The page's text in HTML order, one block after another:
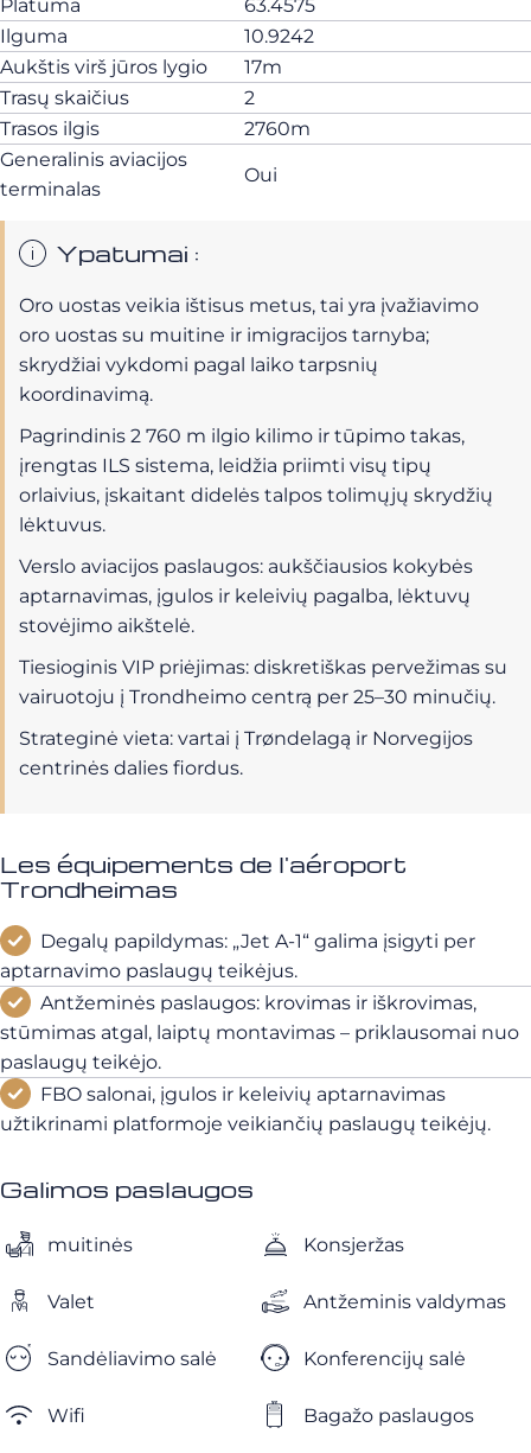
Platuma
63.4575
Ilguma
10.9242
Aukštis virš jūros lygio
17m
Trasų skaičius
2
Trasos ilgis
2760m
Generalinis aviacijos
terminalas
Oui
Ypatumai :
Oro uostas veikia ištisus metus, tai yra įvažiavimo
oro uostas su muitine ir imigracijos tarnyba;
skrydžiai vykdomi pagal laiko tarpsnių
koordinavimą.
Pagrindinis 2 760 m ilgio kilimo ir tūpimo takas,
įrengtas ILS sistema, leidžia priimti visų tipų
orlaivius, įskaitant didelės talpos tolimųjų skrydžių
lėktuvus.
Verslo aviacijos paslaugos: aukščiausios kokybės
aptarnavimas, įgulos ir keleivių pagalba, lėktuvų
stovėjimo aikštelė.
Tiesioginis VIP priėjimas: diskretiškas pervežimas su
vairuotoju į Trondheimo centrą per 25–30 minučių.
Strateginė vieta: vartai į Trøndelagą ir Norvegijos
centrinės dalies fiordus.
Les équipements de l'aéroport
Trondheimas
Degalų papildymas: „Jet A-1“ galima įsigyti per
aptarnavimo paslaugų teikėjus.
Antžeminės paslaugos: krovimas ir iškrovimas,
stūmimas atgal, laiptų montavimas – priklausomai nuo
paslaugų teikėjo.
FBO salonai, įgulos ir keleivių aptarnavimas
užtikrinami platformoje veikiančių paslaugų teikėjų.
Galimos paslaugos
muitinės Konsjeržas
Valet Antžeminis valdymas
Sandėliavimo salė Konferencijų salė
Wifi Bagažo paslaugos